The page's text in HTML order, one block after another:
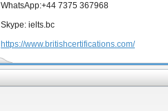
WhatsApp:+44 7375 367968
Skype: ielts.bc
https://www.britishcertifications.com/